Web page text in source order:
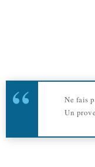
Ne fais
Un